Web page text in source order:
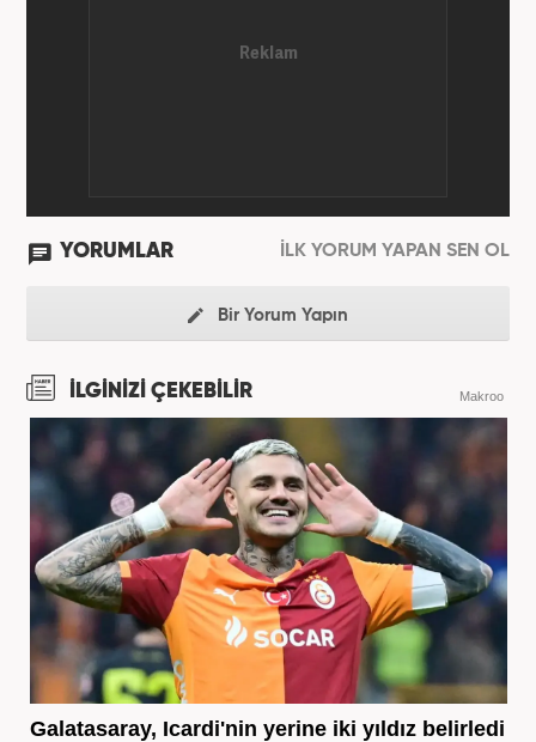
YORUMLAR İLK YORUM YAPAN SEN OL
Bir Yorum Yapın
İLGİNİZİ ÇEKEBİLİR Makroo
Galatasaray, Icardi'nin yerine iki yıldız belirledi